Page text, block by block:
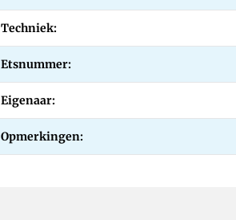
Techniek:
Etsnummer:
Eigenaar:
Opmerkingen: